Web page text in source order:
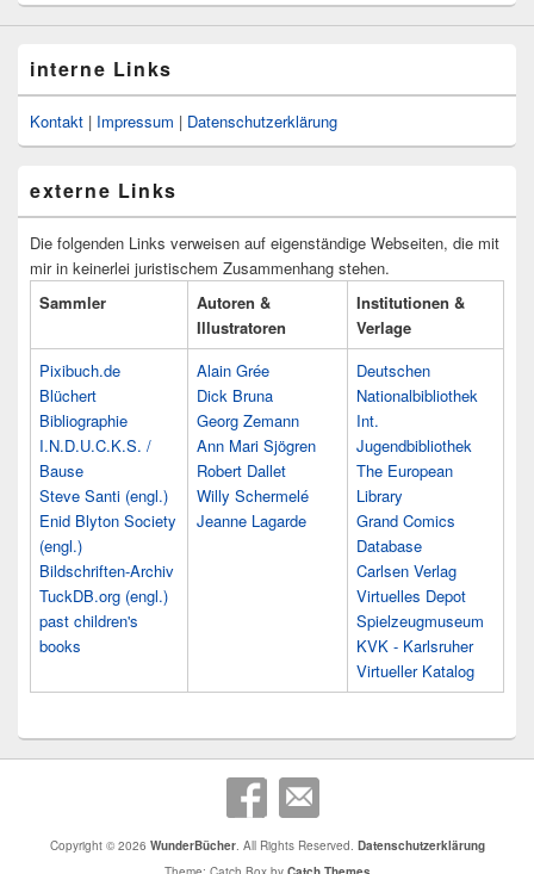
interne Links
Kontakt | Impressum | Datenschutzerklärung
externe Links
Die folgenden Links verweisen auf eigenständige Webseiten, die mit
mir in keinerlei juristischem Zusammenhang stehen.
Sammler
Autoren &
Illustratoren
Institutionen &
Verlage
Pixibuch.de
Blüchert
Bibliographie
I.N.D.U.C.K.S. /
Bause
Steve Santi (engl.)
Enid Blyton Society
(engl.)
Bildschriften-Archiv
TuckDB.org (engl.)
past children's
books
Alain Grée
Dick Bruna
Georg Zemann
Ann Mari Sjögren
Robert Dallet
Willy Schermelé
Jeanne Lagarde
Deutschen
Nationalbibliothek
Int.
Jugendbibliothek
The European
Library
Grand Comics
Database
Carlsen Verlag
Virtuelles Depot
Spielzeugmuseum
KVK - Karlsruher
Virtueller Katalog
Copyright © 2026 WunderBücher. All Rights Reserved. Datenschutzerklärung